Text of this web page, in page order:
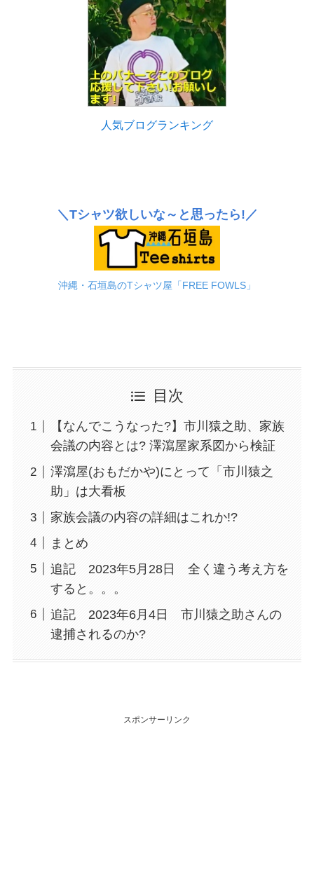
人気ブログランキング
＼Tシャツ欲しいな～と思ったら!／
沖縄・石垣島のTシャツ屋「FREE FOWLS」
目次
【なんでこうなった?】市川猿之助、家族
会議の内容とは? 澤瀉屋家系図から検証
澤瀉屋(おもだかや)にとって「市川猿之
助」は大看板
家族会議の内容の詳細はこれか!?
まとめ
追記 2023年5月28日 全く違う考え方を
すると。。。
追記 2023年6月4日 市川猿之助さんの
逮捕されるのか?
スポンサーリンク